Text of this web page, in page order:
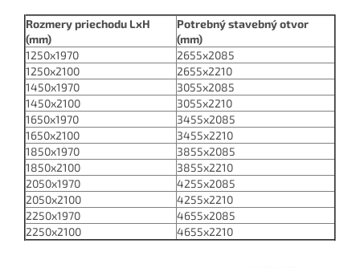
Rozmery priechodu LxH
(mm)
Potrebný stavebný otvor
(mm)
1250x1970
2655x2085
1250x2100
2655x2210
1450x1970
3055x2085
1450x2100
3055x2210
1650x1970
3455x2085
1650x2100
3455x2210
1850x1970
3855x2085
1850x2100
3855x2210
2050x1970
4255x2085
2050x2100
4255x2210
2250x1970
4655x2085
2250x2100
4655x2210